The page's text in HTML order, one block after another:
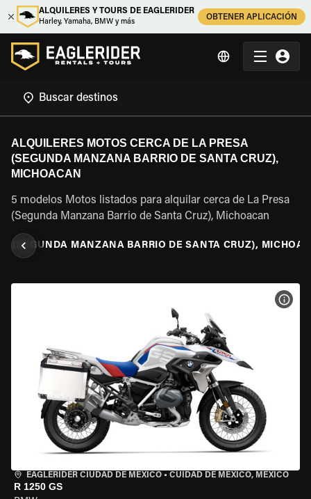
ALQUILERES Y TOURS DE EAGLERIDER
Harley, Yamaha, BMW y más
OBTENER APLICACIÓN
ALQUILERES MOTOS CERCA DE LA PRESA
(SEGUNDA MANZANA BARRIO DE SANTA CRUZ),
MICHOACAN
5 modelos Motos listados para alquilar cerca de La Presa
(Segunda Manzana Barrio de Santa Cruz), Michoacan
(SEGUNDA MANZANA BARRIO DE SANTA CRUZ),
EAGLERIDER CIUDAD DE MÉXICO • CUIDAD DE MEXICO, MEXICO
R 1250 GS
VER